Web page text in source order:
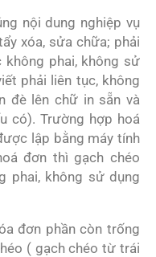
nội dung nghiệp vụ
xóa, sửa chữa; phải
phai, không sử
phải liên tục, không
đè lên chữ in sẵn và
có). Trường hợp hoá
lập bằng máy tính
đơn thì gạch chéo
phai, không sử dụng
đơn phần còn trống
( gạch chéo từ trái